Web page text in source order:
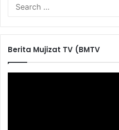
Berita Mujizat TV (BMTV